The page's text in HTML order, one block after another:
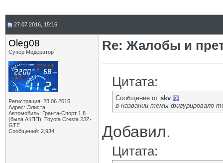
27.07.2016, 15:16
Oleg08
Супер Модератор
Регистрация: 28.06.2015
Адрес: Элиста
Автомобиль: Гранта-Спорт 1.8
(была АКПП), Toyota Cresta 2JZ-
GTE
Сообщений: 2,934
Re: Жалобы и
Цитата:
Сообщение от skv
в названии темы фигурировало
Добавил.
Цитата: